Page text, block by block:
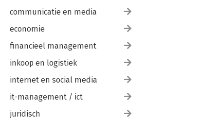
communicatie en media
economie
financieel management
inkoop en logistiek
internet en social media
it-management / ict
juridisch